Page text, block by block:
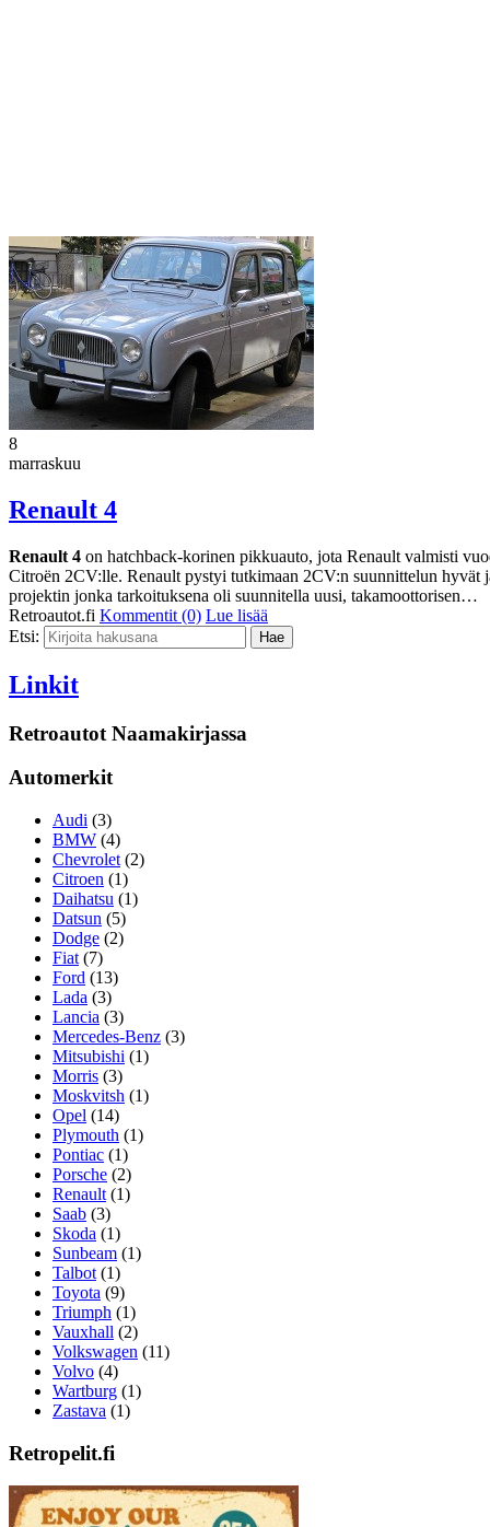
8
marraskuu
Renault 4
Renault 4 on hatchback-korinen pikkuauto, jota Renault valmisti
Citroën 2CV:lle. Renault pystyi tutkimaan 2CV:n suunnittelun hyvät
projektin jonka tarkoituksena oli suunnitella uusi, takamoottorisen…
Retroautot.fi Kommentit (0) Lue lisää
Etsi:
Linkit
Retroautot Naamakirjassa
Automerkit
Audi (3)
BMW (4)
Chevrolet (2)
Citroen (1)
Daihatsu (1)
Datsun (5)
Dodge (2)
Fiat (7)
Ford (13)
Lada (3)
Lancia (3)
Mercedes-Benz (3)
Mitsubishi (1)
Morris (3)
Moskvitsh (1)
Opel (14)
Plymouth (1)
Pontiac (1)
Porsche (2)
Renault (1)
Saab (3)
Skoda (1)
Sunbeam (1)
Talbot (1)
Toyota (9)
Triumph (1)
Vauxhall (2)
Volkswagen (11)
Volvo (4)
Wartburg (1)
Zastava (1)
Retropelit.fi